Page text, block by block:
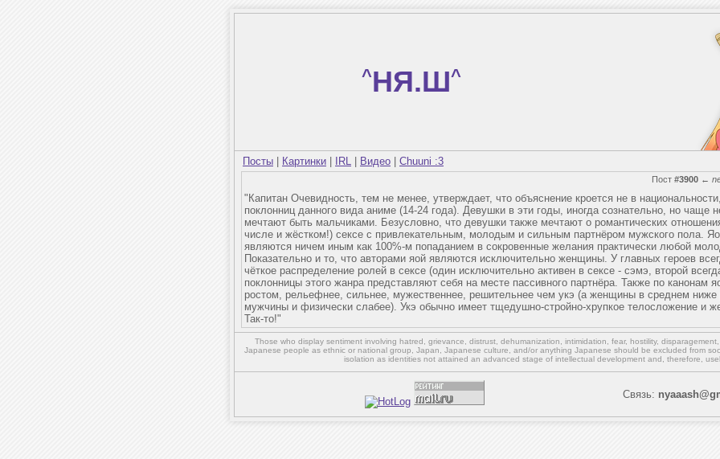
^НЯ.Ш^
Посты Картинки IRL Видео Chuuni :3
Пост #3900 ←
"Капитан Очевидность, тем не менее, утверждает, что объяснение кроется не в
поклонниц данного вида аниме (14-24 года). Девушки в эти годы, иногда сознательно, но чаще
мечтают быть мальчиками. Безусловно, что девушки также мечтают о романтических
числе и жёстком!) сексе с привлекательным, молодым и сильным партнёром мужского пола.
являются ничем иным как 100%-м попаданием в сокровенные желания практически любой
Показательно и то, что авторами яой являются исключительно женщины. У главных героев
чёткое распределение ролей в сексе (один исключительно активен в сексе - сэмэ, второй
поклонницы этого жанра представляют себя на месте пассивного партнёра. Также по канонам
ростом, рельефнее, сильнее, мужественнее, решительнее чем укэ (а женщины в среднем ниже
мужчины и физически слабее). Укэ обычно имеет тщедушно-стройно-хрупкое телосложение и
Так-то!"
Those who display sentiment involving hatred, grievance, distrust, dehumanization, intimidation, fear, hostility, disparagement,
Japanese people as ethnic or national group, Japan, Japanese culture, and/oranything Japanese should be excluded from
isolation as identities not attained an advanced stage of intellectual development and, therefore,
Связь: